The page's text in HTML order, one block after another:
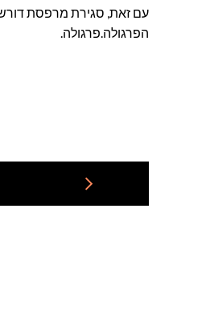
עם זאת, סגירת מרפסת דורשת
הפרגולה.פרגולה.